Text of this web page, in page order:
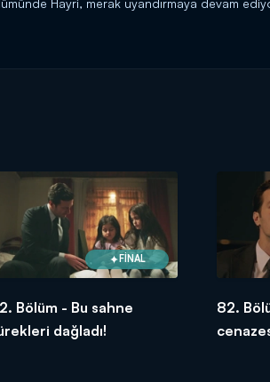
Hayri, merak uyandırmaya devam
D'de!
FİNAL
Bölüm - Bu sahne
dağladı!
82.